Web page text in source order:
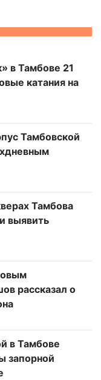
в Тамбове 21
катания на
Тамбовской
Тамбова
выявить
рассказал о
в Тамбове
запорной